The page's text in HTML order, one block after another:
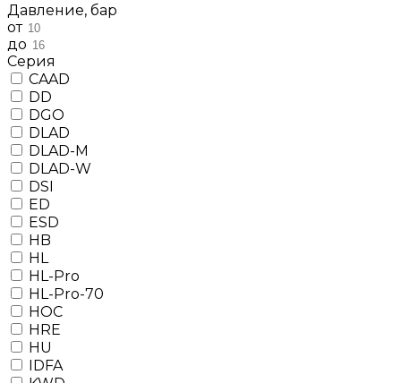
Давление, бар
от
до
Серия
CAAD
DD
DGO
DLAD
DLAD-M
DLAD-W
DSI
ED
ESD
HB
HL
HL-Pro
HL-Pro-70
HOC
HRE
HU
IDFA